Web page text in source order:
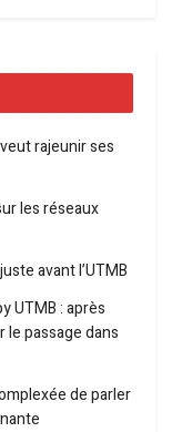
rajeunir ses
les réseaux
avant l’UTMB
UTMB : après
passage dans
de parler